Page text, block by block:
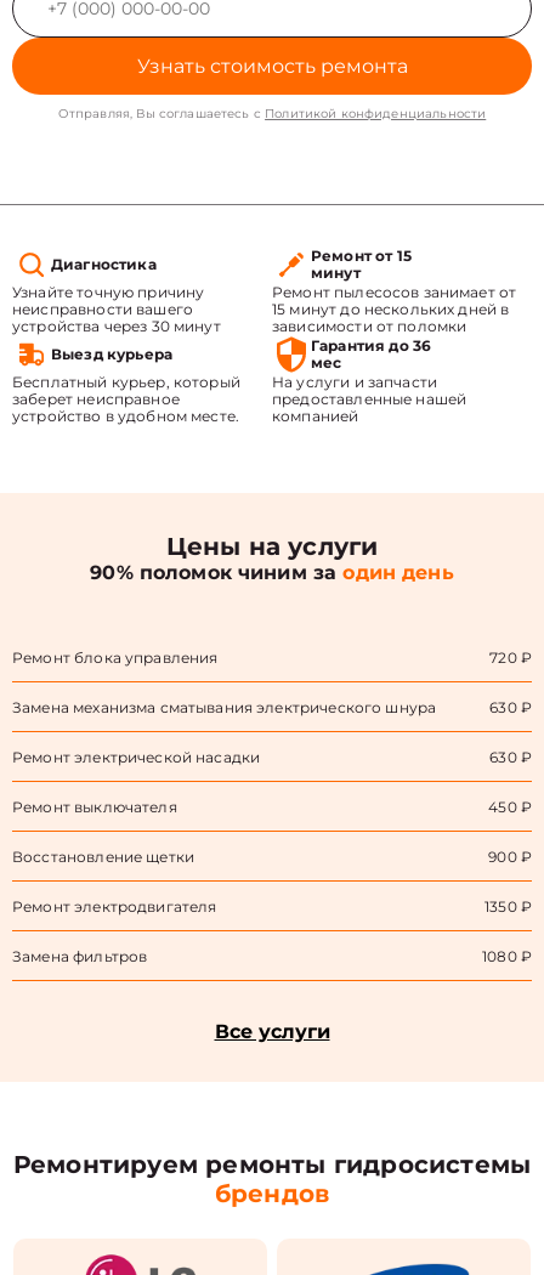
Узнать стоимость ремонта
Отправляя, Вы соглашаетесь с Политикой конфиденциальности
Диагностика
Узнайте точную причину
неисправности вашего
устройства через 30 минут
Ремонт от 15
минут
Ремонт пылесосов занимает от
15 минут до нескольких дней в
зависимости от поломки
Выезд курьера
Бесплатный курьер, который
заберет неисправное
устройство в удобном месте.
Гарантия до 36
мес
На услуги и запчасти
предоставленные нашей
компанией
Цены на услуги
90% поломок чиним заодин день
Ремонт блока управления 720 ₽
Замена механизма сматывания электрического шнура 630 ₽
Ремонт электрической насадки 630 ₽
Ремонт выключателя 450 ₽
Восстановление щетки 900 ₽
Ремонт электродвигателя 1350 ₽
Замена фильтров 1080 ₽
Все услуги
Ремонтируем ремонты гидросистемы
брендов